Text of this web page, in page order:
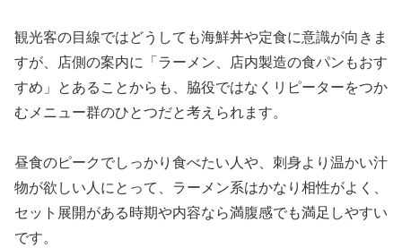
観光客の目線ではどうしても海鮮丼や定食に意識が向きま
すが、店側の案内に「ラーメン、店内製造の食パンもおす
すめ」とあることからも、脇役ではなくリピーターをつか
むメニュー群のひとつだと考えられます。
昼食のピークでしっかり食べたい人や、刺身より温かい汁
物が欲しい人にとって、ラーメン系はかなり相性がよく、
セット展開がある時期や内容なら満腹感でも満足しやすい
です。